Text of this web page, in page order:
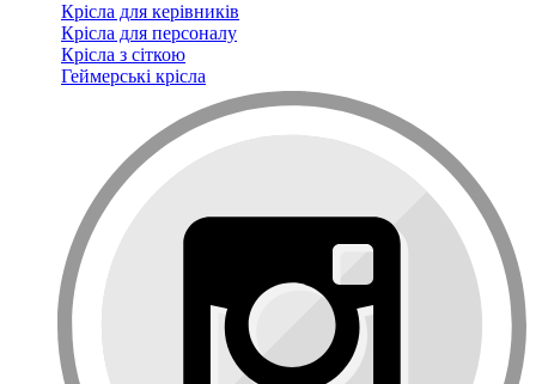
Крісла для керівників
Крісла для персоналу
Крісла з сіткою
Геймерські крісла